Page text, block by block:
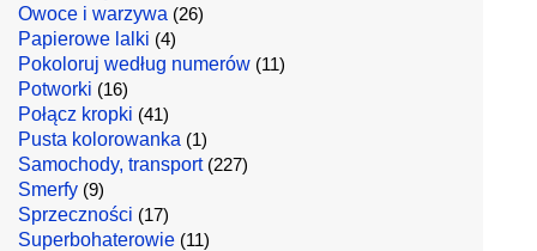
Owoce i warzywa (26)
Papierowe lalki (4)
Pokoloruj według numerów (11)
Potworki (16)
Połącz kropki (41)
Pusta kolorowanka (1)
Samochody, transport(227)
Smerfy (9)
Sprzeczności (17)
Superbohaterowie (11)